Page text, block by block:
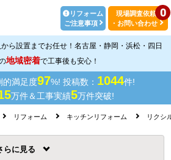
リフォーム
ご注意事項
0
現場調査依頼
・お問い合わせ
ら設置までお任せ！名古屋・静岡・浜松・四日
地域密着で工事後も安心！
的満足度97%! 投稿数： 1044件!
万件＆工事実績5万件突破!
リフォーム キッチンリフォーム リクシ